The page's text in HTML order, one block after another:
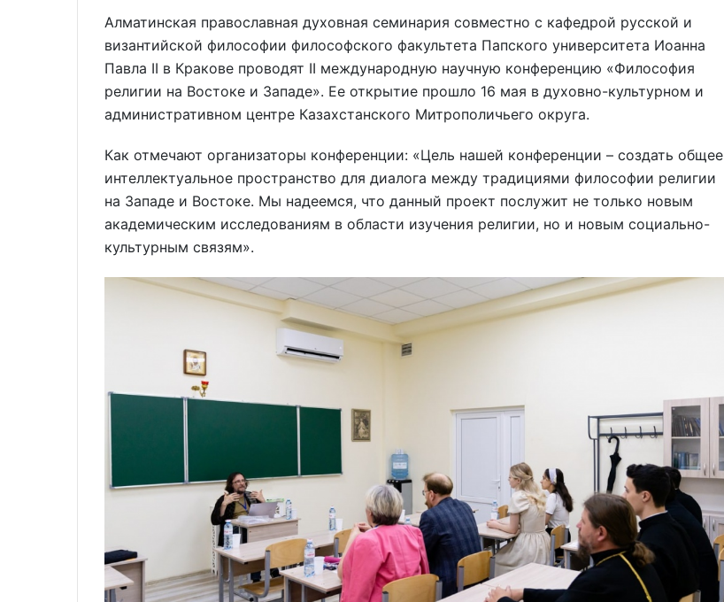
Алматинская православная духовная семинария совместно с кафедрой русской и
византийской философии философского факультета Папского университета Иоанна
Павла II в Кракове проводят II международную научную конференцию «Философия
религии на Востоке и Западе». Ее открытие прошло 16 мая в духовно-культурном и
административном центре Казахстанского Митрополичьего округа.
Как отмечают организаторы конференции: «Цель нашей конференции – создать общее
интеллектуальное пространство для диалога между традициями философии религии
на Западе и Востоке. Мы надеемся, что данный проект послужит не только новым
академическим исследованиям в области изучения религии, но и новым социально-
культурным связям».